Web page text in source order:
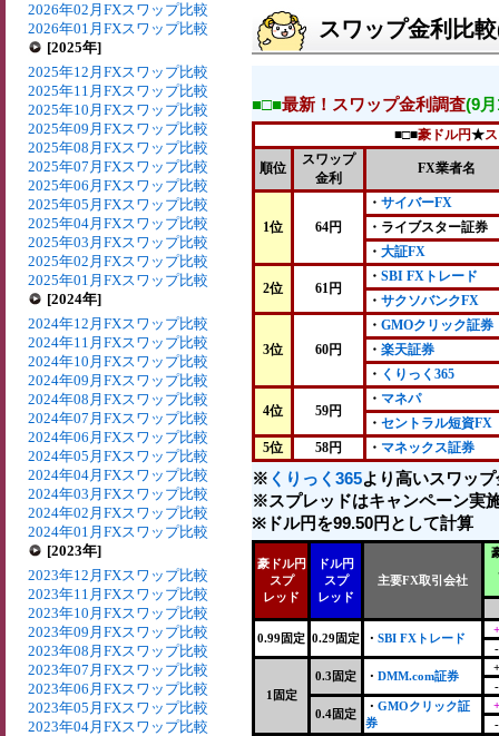
2026年02月FXスワップ比較
2026年01月FXスワップ比較
[2025年]
2025年12月FXスワップ比較
2025年11月FXスワップ比較
2025年10月FXスワップ比較
2025年09月FXスワップ比較
2025年08月FXスワップ比較
2025年07月FXスワップ比較
2025年06月FXスワップ比較
2025年05月FXスワップ比較
2025年04月FXスワップ比較
2025年03月FXスワップ比較
2025年02月FXスワップ比較
2025年01月FXスワップ比較
[2024年]
2024年12月FXスワップ比較
2024年11月FXスワップ比較
2024年10月FXスワップ比較
2024年09月FXスワップ比較
2024年08月FXスワップ比較
2024年07月FXスワップ比較
2024年06月FXスワップ比較
2024年05月FXスワップ比較
2024年04月FXスワップ比較
2024年03月FXスワップ比較
2024年02月FXスワップ比較
2024年01月FXスワップ比較
[2023年]
2023年12月FXスワップ比較
2023年11月FXスワップ比較
2023年10月FXスワップ比較
2023年09月FXスワップ比較
2023年08月FXスワップ比較
2023年07月FXスワップ比較
2023年06月FXスワップ比較
2023年05月FXスワップ比較
2023年04月FXスワップ比較
スワップ金利比
■□■最新！スワップ金利調査(9
■□■豪ドル円★
順位
スワップ
金利
FX業者名
1位 64円
・ サイバーFX
・ライブスター証券
・ 大証FX
2位 61円
・ SBI FXトレード
・ サクソバンクFX
3位 60円
・ GMOクリック証券
・ 楽天証券
・ くりっく365
4位 59円
・ マネパ
・ セントラル短資FX
5位
58円 ・ マネックス証券
※ くりっく365より高いスワッ
※スプレッドはキャンペーン実
※ドル円を99.50円として計算
豪ドル円
スプ
レッド
ドル円
スプ
レッド
主要FX取引会社
0.99固定 0.29固定 ・ SBI FXトレード
1固定
0.3固定 ・ DMM.com証券
0.4固定
・ GMOクリック証
券